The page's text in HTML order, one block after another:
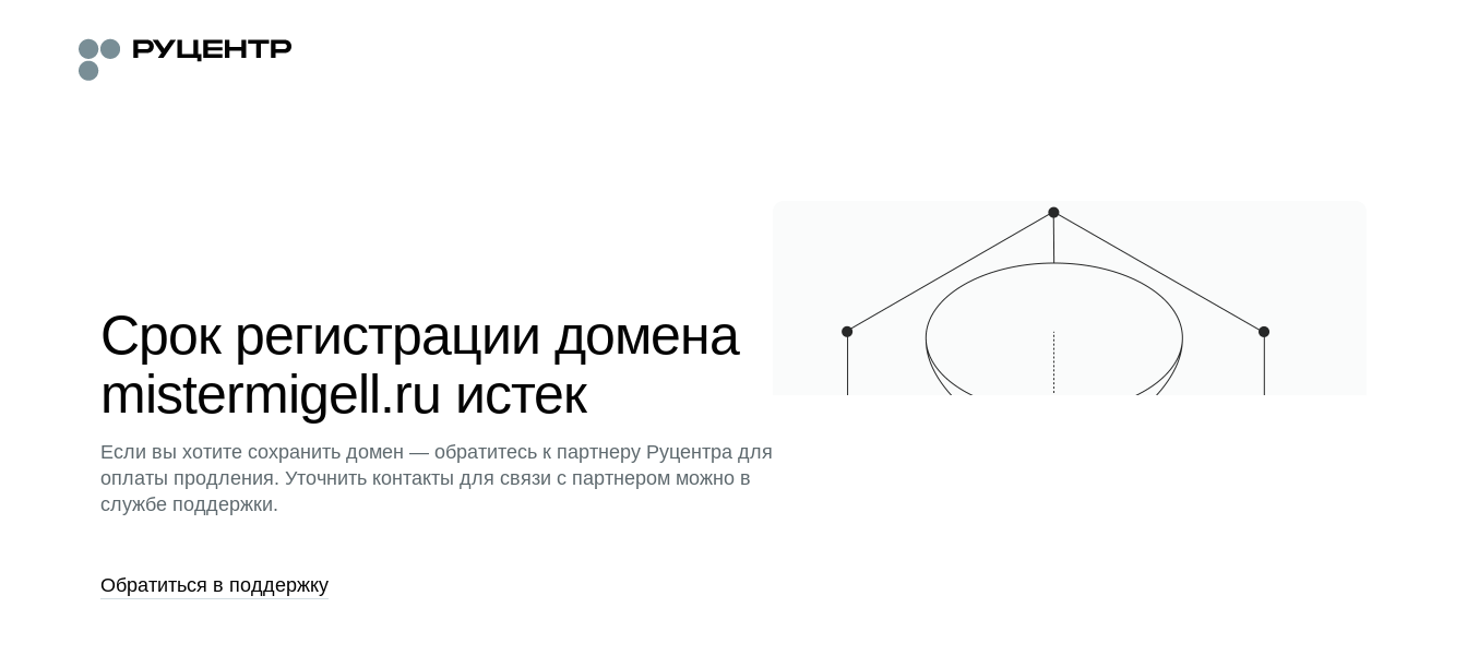
Срок регистрации домена
mistermigell.ru истек
Если вы хотите сохранить домен — обратитесь к партнеру Руцентра для
оплаты продления. Уточнить контакты для связи с партнером можно в
службе поддержки.
Обратиться в поддержку